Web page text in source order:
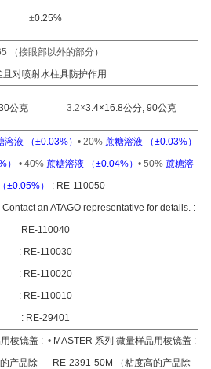
±0.25%
（接眼部以外的部分）
且对喷射水柱具防护作用
公克 3.2×3.4×16.8公分, 90公克
溶液 （±0.03%） • 20% 蔗糖溶液 （±0.03%）
）•40% 蔗糖溶液 （±0.04%）•50% 蔗糖溶
±0.05%） : RE-110050
an ATAGO representative for details. :
RE-110040
: RE-110030
: RE-110020
: RE-110010
: RE-29401
棱镜盖 :
产品除
•MASTER 系列 微量样品用棱镜盖 :
RE-2391-50M （粘度高的产品除